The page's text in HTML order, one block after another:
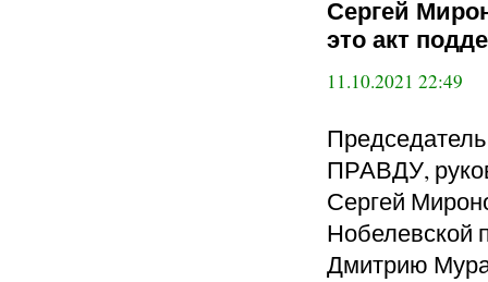
Сергей
это акт
11.10.2021 22:49
ПРАВДУ,
Сергей
Нобелевской
Дмитрию